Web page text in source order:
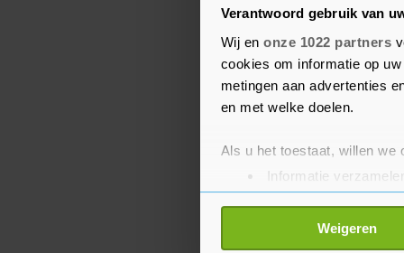
Verantwoord gebruik van
Wij en onze 1022 partners
cookies om informatie op
metingen aan advertenties
en met welke doelen.
Als u het toestaat, willen we
Informatie
Uw apparaat
Lees meer over hoe uw
toestemming op elk moment
Weigeren
Voor de keten blijft de
prettig en veilig hun
en medewerkers ook